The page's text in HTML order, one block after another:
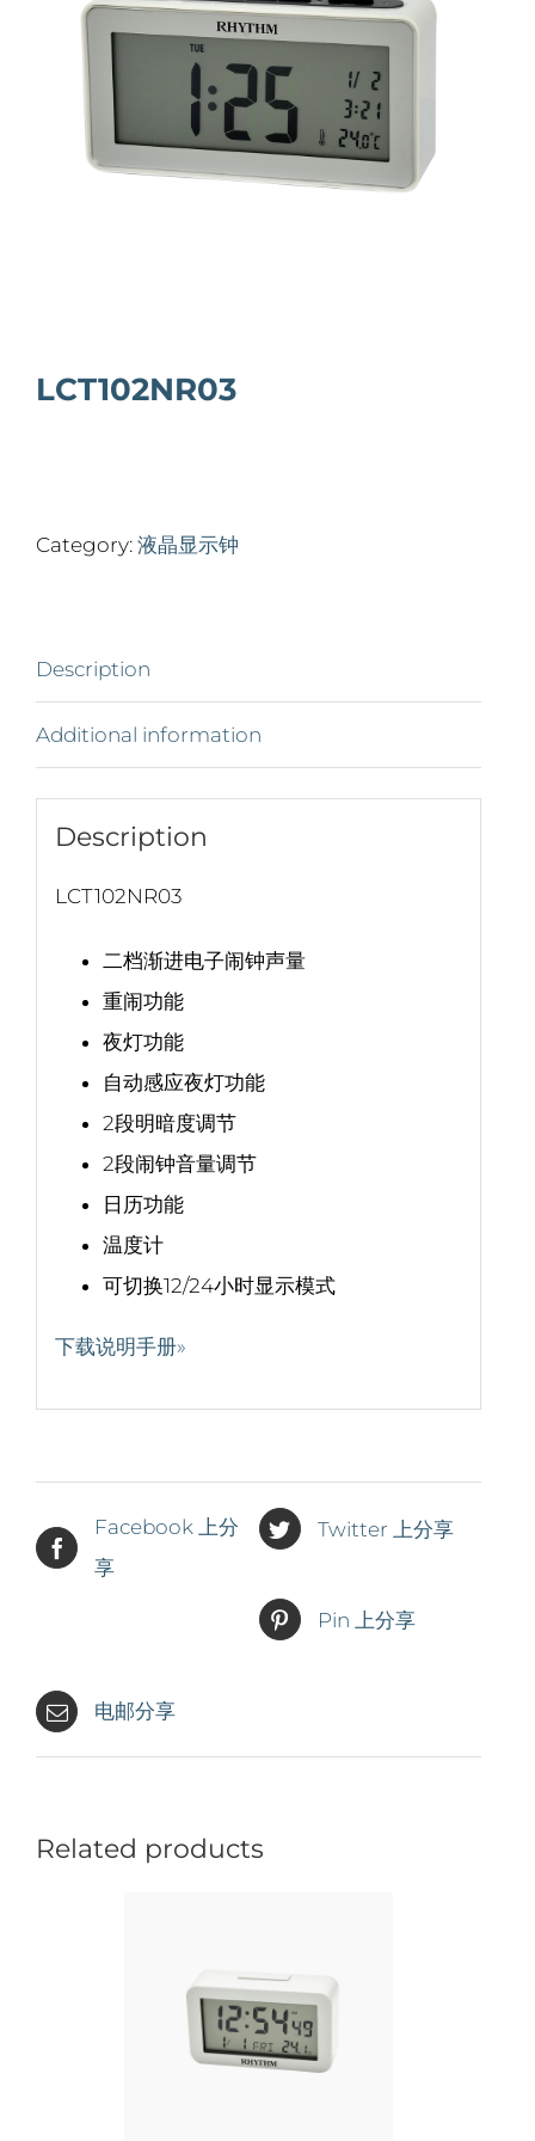
LCT102NR03
Category: 液晶显示钟
Description
Additional information
Description
LCT102NR03
二档渐进电子闹钟声量
重闹功能
夜灯功能
自动感应夜灯功能
2段明暗度调节
2段闹钟音量调节
日历功能
温度计
可切换12/24小时显示模式
下载说明手册»
Facebook 上分
享
Twitter 上分享
Pin 上分享
电邮分享
Related products